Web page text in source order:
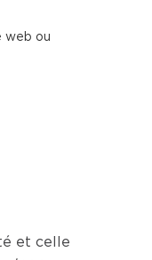
web ou
et celle